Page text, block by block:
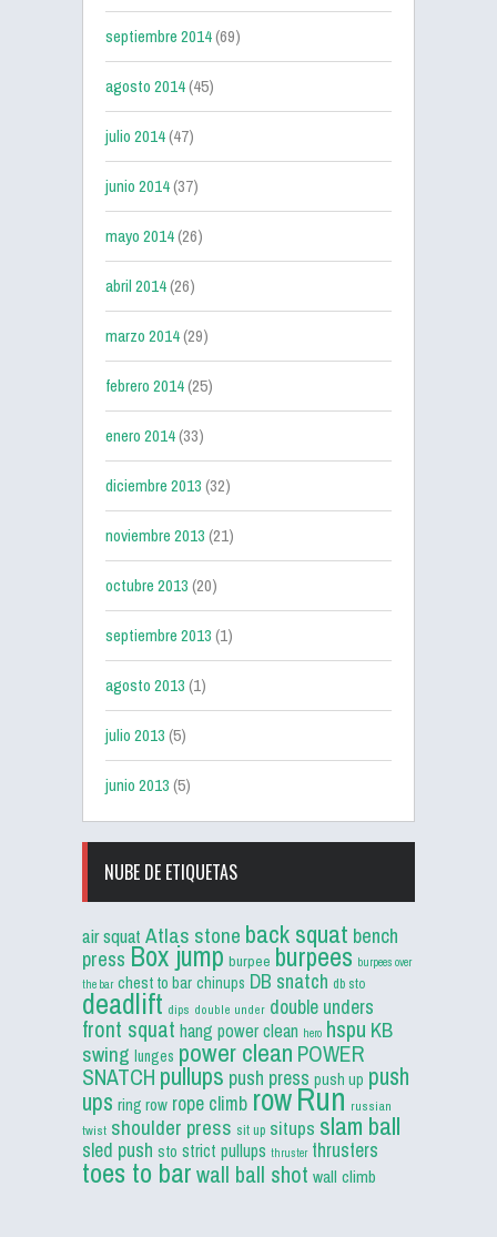
septiembre 2014(69)
agosto 2014(45)
julio 2014(47)
junio 2014(37)
mayo 2014(26)
abril 2014(26)
marzo 2014(29)
febrero 2014(25)
enero 2014(33)
diciembre 2013(32)
noviembre 2013(21)
octubre 2013(20)
septiembre 2013(1)
agosto 2013(1)
julio 2013(5)
junio 2013(5)
NUBE DE ETIQUETAS
air squat Atlas stone back squat bench
press Box jump burpee burpees burpees over
the bar chest to bar chinups DB snatch db sto
deadlift dips double under double unders
front squat hang power clean hero hspu KB
swing lunges power clean POWER
SNATCH pullups push press push up push
ups ring row rope climb rowRun russian
twist shoulder press sit up situps slam ball
sled push sto strict pullups thruster thrusters
toes to barwall ball shot wall climb